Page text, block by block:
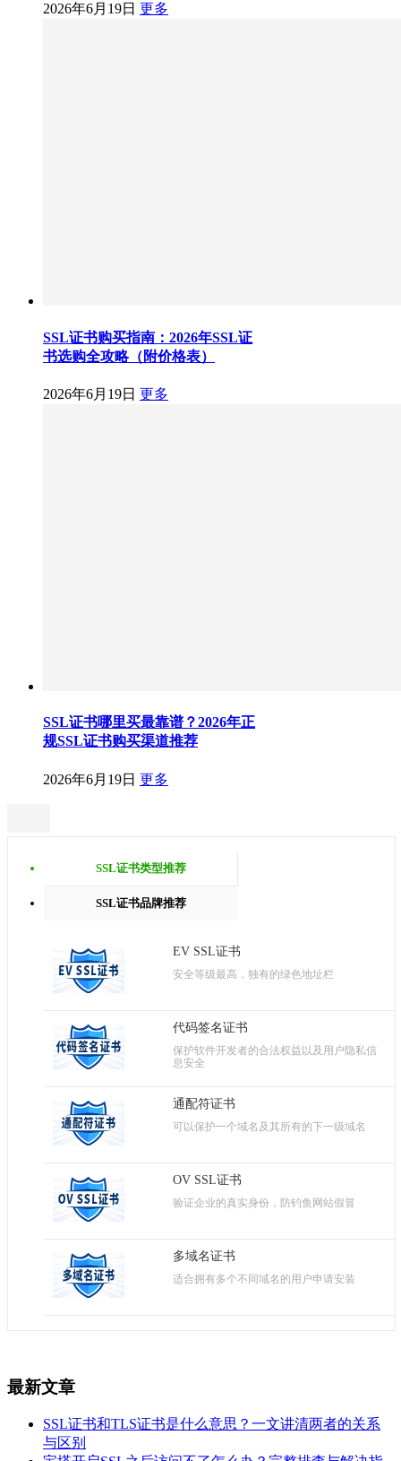
2026年6月19日 更多
SSL证书购买指南：2026年SSL证
书选购全攻略（附价格表）
2026年6月19日 更多
SSL证书哪里买最靠谱？2026年正
规SSL证书购买渠道推荐
2026年6月19日 更多
SSL证书类型推荐
SSL证书品牌推荐
EV SSL证书
安全等级最高，独有的绿色地址栏
代码签名证书
保护软件开发者的合法权益以及用户隐私信
息安全
通配符证书
可以保护一个域名及其所有的下一级域名
OV SSL证书
验证企业的真实身份，防钓鱼网站假冒
多域名证书
适合拥有多个不同域名的用户申请安装
最新文章
SSL证书和TLS证书是什么意思？一文讲清两者的关系
与区别